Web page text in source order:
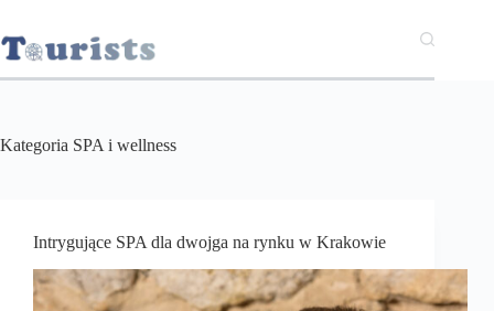
treści
Kategoria SPA i wellness
Intrygujące SPA dla dwojga na rynku w Krakowie